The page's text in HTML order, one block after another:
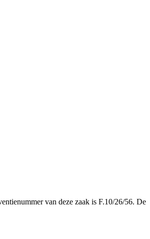
van deze zaak is F.10/26/56. De